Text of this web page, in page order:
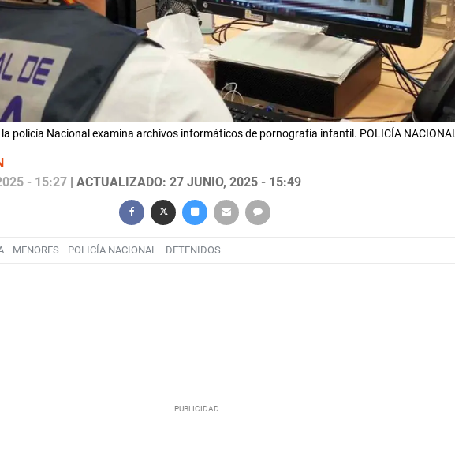
la policía Nacional examina archivos informáticos de pornografía infantil. POLICÍA NACIONAL
- 15:27| ACTUALIZADO: 27 JUNIO, 2025 - 15:49
MENORES POLICÍA NACIONAL DETENIDOS